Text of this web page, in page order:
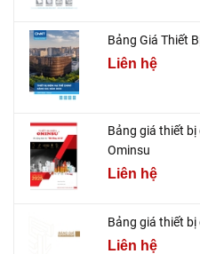
Bảng Giá Thiết
Liên hệ
Bảng giá thiết
Ominsu
Liên hệ
Bảng giá thiết bị
Liên hệ